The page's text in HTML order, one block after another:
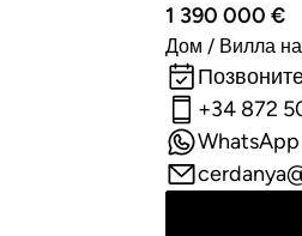
1 390 000 €
Дом / Вилла
+34 872
WhatsApp